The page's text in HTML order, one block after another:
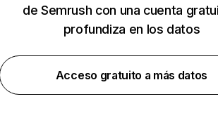
de Semrush con una cuenta
profundiza en los datos
Acceso gratuito a más datos